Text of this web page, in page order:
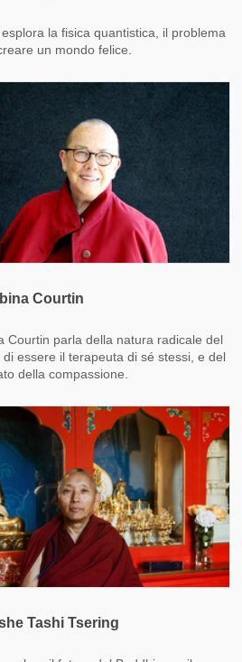
la fisica quantistica, il problema
un mondo felice.
Courtin
Courtin parla della natura radicale del
essere il terapeuta di sé stessi, e del
della compassione.
Tashi Tsering